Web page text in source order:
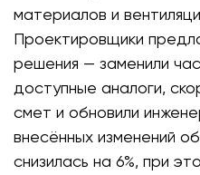
материалов и
Проектировщики
решения — заменили
доступные аналоги,
смет и обновили
внесённых изменений
снизилась на 6%, при